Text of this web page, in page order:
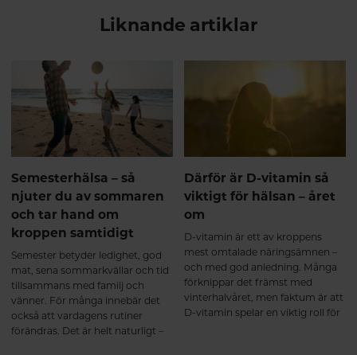
Liknande artiklar
Semesterhälsa – så
njuter du av sommaren
och tar hand om
kroppen samtidigt
Semester betyder ledighet, god
mat, sena sommarkvällar och tid
tillsammans med familj och
vänner. För många innebär det
också att vardagens rutiner
förändras. Det är helt naturligt –
Därför är D-vitamin så
viktigt för hälsan – året
om
D-vitamin är ett av kroppens
mest omtalade näringsämnen –
och med god anledning. Många
förknippar det främst med
vinterhalvåret, men faktum är att
D-vitamin spelar en viktig roll för